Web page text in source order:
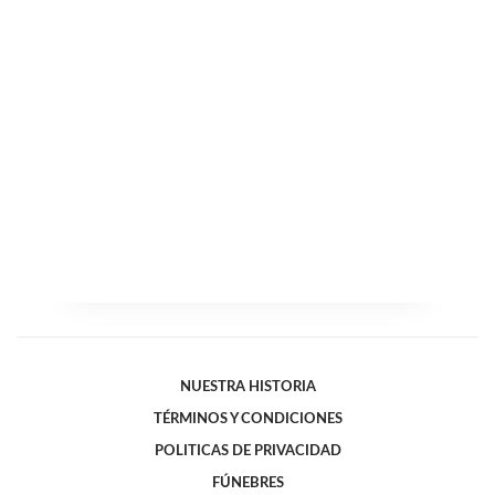
NUESTRA HISTORIA
TÉRMINOS Y CONDICIONES
POLITICAS DE PRIVACIDAD
FÚNEBRES